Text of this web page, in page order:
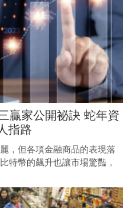
贏家公開祕訣 蛇年資
指路
，但各項金融商品的表現落
特幣的飆升也讓市場驚豔，
一年表現優異的基金經理
年的投資策略。